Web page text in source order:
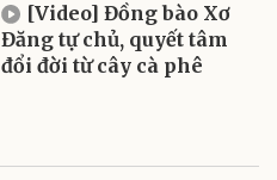
[Video] Đồng bào Xơ
Đăng tự chủ, quyết tâm
đổi đời từ cây cà phê